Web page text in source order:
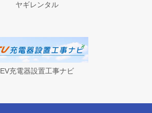
ヤギレンタル
EV充電器設置工事ナビ